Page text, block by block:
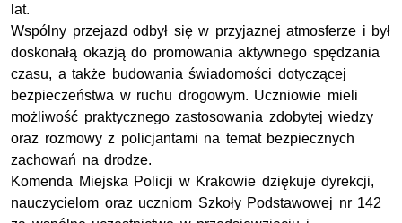
lat.
Wspólny przejazd odbył się w przyjaznej atmosferze i był
doskonałą okazją do promowania aktywnego spędzania
czasu, a także budowania świadomości dotyczącej
bezpieczeństwa w ruchu drogowym. Uczniowie mieli
możliwość praktycznego zastosowania zdobytej wiedzy
oraz rozmowy z policjantami na temat bezpiecznych
zachowań na drodze.
Komenda Miejska Policji w Krakowie dziękuje dyrekcji,
nauczycielom oraz uczniom Szkoły Podstawowej nr 142